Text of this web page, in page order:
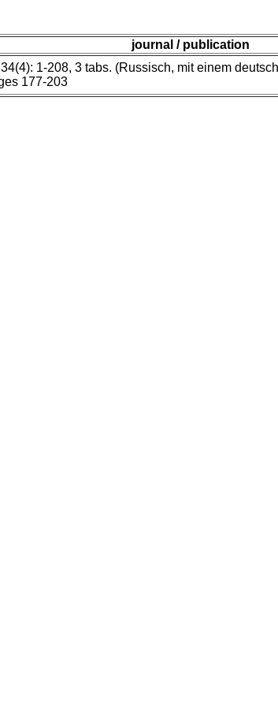
journal / publication
1-208, 3 tabs. (Russisch, mit einem
177-203